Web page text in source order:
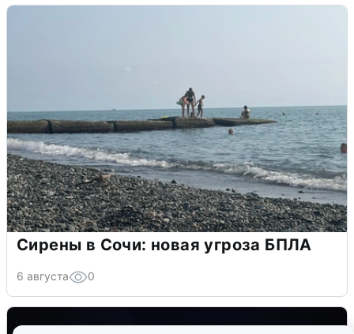
Сирены в Сочи: новая угроза БПЛА
6 августа 0